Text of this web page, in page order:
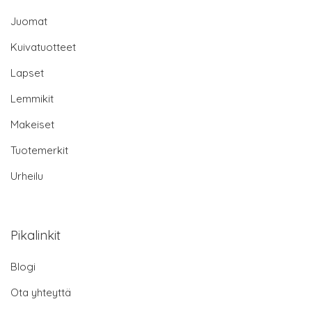
Juomat
Kuivatuotteet
Lapset
Lemmikit
Makeiset
Tuotemerkit
Urheilu
Pikalinkit
Blogi
Ota yhteyttä